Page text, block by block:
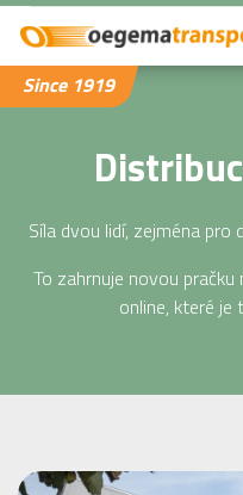
Since 1919
Síla dvou lidí, zejména
To zahrnuje novou
online, které je